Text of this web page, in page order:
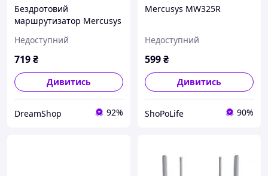
Бездротовий
маршрутизатор Mercusys
адаптер живлення DS
Недоступний
719₴
Дивитись
DreamShop 92%
Mercusys MW325R
Недоступний
599₴
Дивитись
ShoPoLife 90%